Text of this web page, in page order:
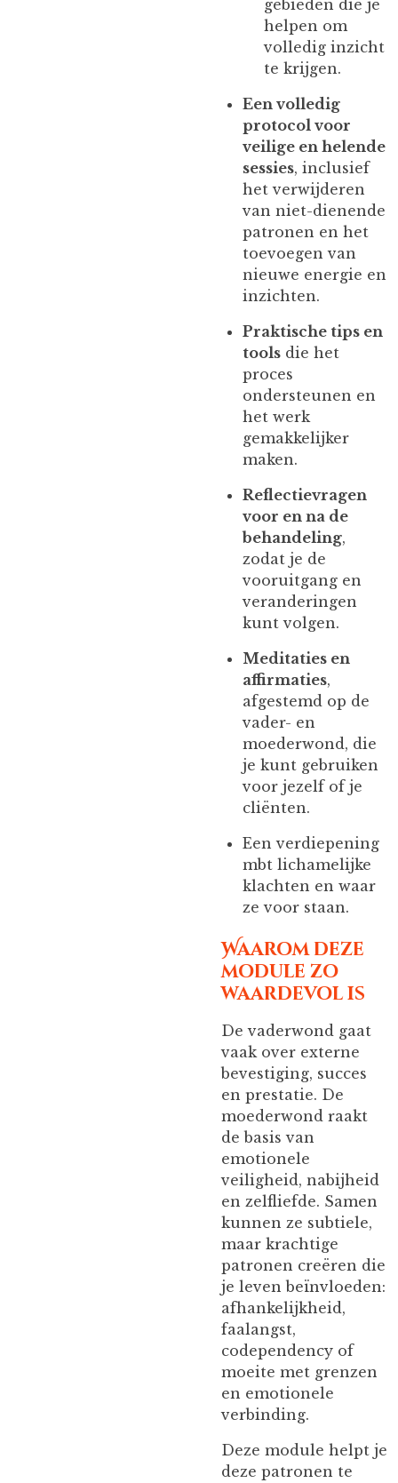
gebieden die je
helpen om
volledig inzicht
te krijgen.
Een volledig
protocol voor
veilige en helende
sessies, inclusief
het verwijderen
van niet-dienende
patronen en het
toevoegen van
nieuwe energie en
inzichten.
Praktische tips en
tools die het
proces
ondersteunen en
het werk
gemakkelijker
maken.
Reflectievragen
voor en na de
behandeling,
zodat je de
vooruitgang en
veranderingen
kunt volgen.
Meditaties en
affirmaties,
afgestemd op de
vader- en
moederwond, die
je kunt gebruiken
voor jezelf of je
cliënten.
Een verdiepening
mbt lichamelijke
klachten en waar
ze voor staan.
Waarom deze
module zo
waardevol is
De vaderwond gaat
vaak over externe
bevestiging, succes
en prestatie. De
moederwond raakt
de basis van
emotionele
veiligheid, nabijheid
en zelfliefde. Samen
kunnen ze subtiele,
maar krachtige
patronen creëren die
je leven beïnvloeden:
afhankelijkheid,
faalangst,
codependency of
moeite met grenzen
en emotionele
verbinding.
Deze module helpt je
deze patronen te